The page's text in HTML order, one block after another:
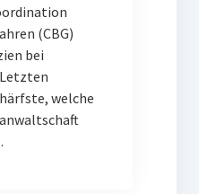
(CBG)
bei
welche